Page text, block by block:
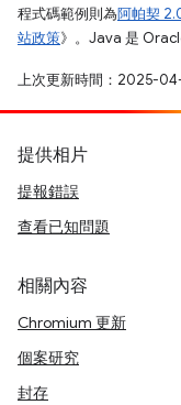
程式碼範例則為阿帕契
站政策》。Java 是
上次更新時間：2025-04-
提供相片
提報錯誤
查看已知問題
相關內容
Chromium 更新
個案研究
封存